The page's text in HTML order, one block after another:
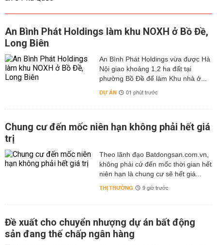
An Bình Phát Holdings làm khu NOXH ở Bồ Đề,
Long Biên
An Bình Phát Holdings vừa được Hà
Nội giao khoảng 1,2 ha đất tại
phường Bồ Đề để làm Khu nhà ở...
DỰ ÁN 01 phút trước
Chung cư đến mốc niên hạn không phải hết giá
trị
Theo lãnh đạo Batdongsan.com.vn,
không phải cứ đến mốc thời gian hết
niên hạn là chung cư sẽ hết giá...
THỊ TRƯỜNG 9 giờ trước
Đề xuất cho chuyển nhượng dự án bất động
sản đang thế chấp ngân hàng